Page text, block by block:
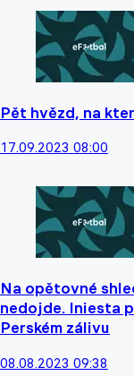
Pět hvězd, na
17.09.2023 08:00
Na opětovné
nedojde. Iniesta
Perském zálivu
08.08.2023 09:38